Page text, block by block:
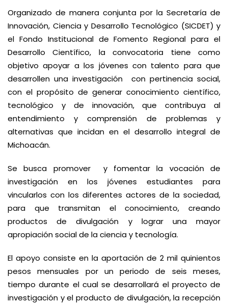
Organizado de manera conjunta por la Secretaría de
Innovación, Ciencia y Desarrollo Tecnológico (SICDET) y
el Fondo Institucional de Fomento Regional para el
Desarrollo Científico, la convocatoria tiene como
objetivo apoyar a los jóvenes con talento para que
desarrollen una investigación con pertinencia social,
con el propósito de generar conocimiento científico,
tecnológico y de innovación, que contribuya al
entendimiento y comprensión de problemas y
alternativas que incidan en el desarrollo integral de
Michoacán.
Se busca promover y fomentar la vocación de
investigación en los jóvenes estudiantes para
vincularlos con los diferentes actores de la sociedad,
para que transmitan el conocimiento, creando
productos de divulgación y lograr una mayor
apropiación social de la ciencia y tecnología.
El apoyo consiste en la aportación de 2 mil quinientos
pesos mensuales por un periodo de seis meses,
tiempo durante el cual se desarrollará el proyecto de
investigación y el producto de divulgación, la recepción